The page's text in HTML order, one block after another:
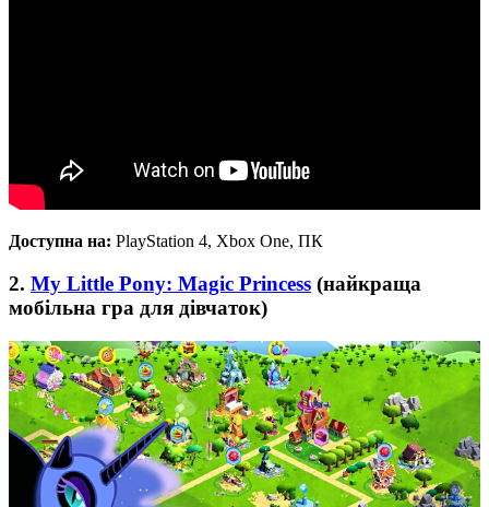
Доступна на: PlayStation 4, Xbox One, ПК
2. My Little Pony: Magic Princess (найкраща
мобільна гра для дівчаток)